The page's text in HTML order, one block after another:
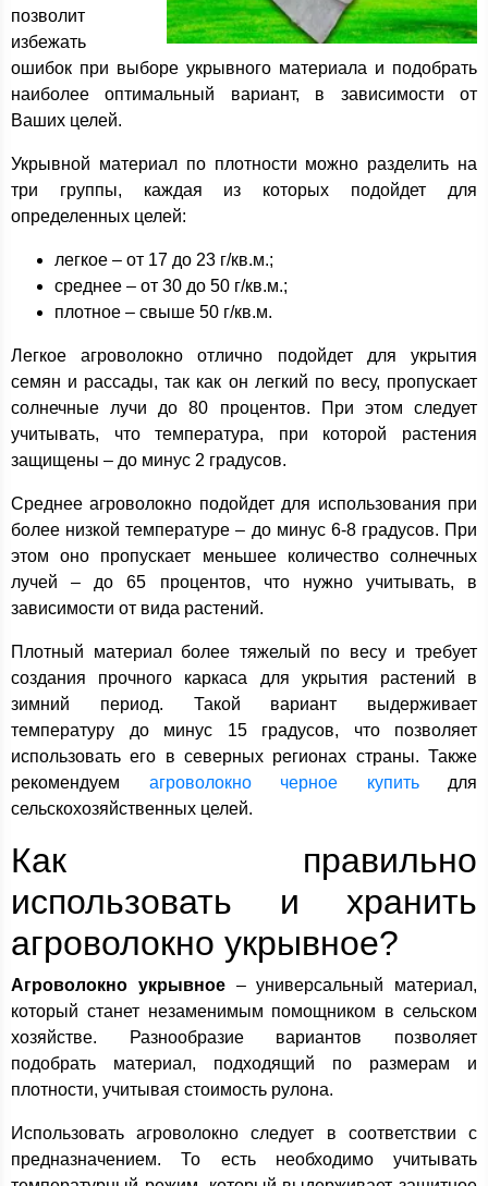
позволит
избежать
ошибок при выборе укрывного материала и подобрать
наиболее оптимальный вариант, в зависимости от
Ваших целей.
Укрывной материал по плотности можно разделить на
три группы, каждая из которых подойдет для
определенных целей:
легкое – от 17 до 23 г/кв.м.;
среднее – от 30 до 50 г/кв.м.;
плотное – свыше 50 г/кв.м.
Легкое агроволокно отлично подойдет для укрытия
семян и рассады, так как он легкий по весу, пропускает
солнечные лучи до 80 процентов. При этом следует
учитывать, что температура, при которой растения
защищены – до минус 2 градусов.
Среднее агроволокно подойдет для использования при
более низкой температуре – до минус 6-8 градусов. При
этом оно пропускает меньшее количество солнечных
лучей – до 65 процентов, что нужно учитывать, в
зависимости от вида растений.
Плотный материал более тяжелый по весу и требует
создания прочного каркаса для укрытия растений в
зимний период. Такой вариант выдерживает
температуру до минус 15 градусов, что позволяет
использовать его в северных регионах страны. Также
рекомендуем агроволокно черное купитьдля
сельскохозяйственных целей.
Как правильно
использовать и хранить
агроволокно укрывное?
Агроволокно укрывное– универсальный материал,
который станет незаменимым помощником в сельском
хозяйстве. Разнообразие вариантов позволяет
подобрать материал, подходящий по размерам и
плотности, учитывая стоимость рулона.
Использовать агроволокно следует в соответствии с
предназначением. То есть необходимо учитывать